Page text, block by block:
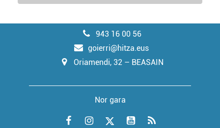
943 16 00 56
goierri@hitza.eus
Oriamendi, 32 – BEASAIN
Nor gara